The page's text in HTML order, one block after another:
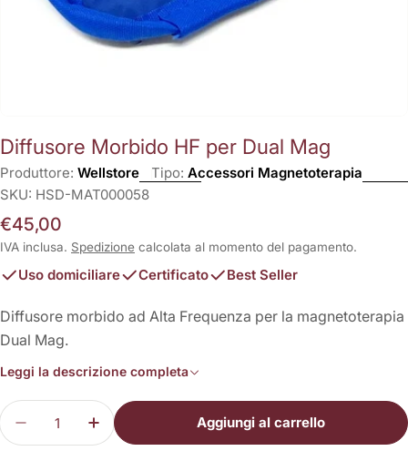
Diffusore Morbido HF per Dual Mag
Produttore: Wellstore Tipo: Accessori Magnetoterapia
SKU: HSD-MAT000058
Prezzo
normale
€45,00
IVA inclusa. Spedizione calcolata al momento del pagamento.
Uso domiciliare Certificato Best Seller
Diffusore morbido ad Alta Frequenza per la magnetoterapia
Dual Mag.
Leggi la descrizione completa
Quantità
Diminuisci la quantità per Diffusore Morbido HF
Aumenta la quantità per Diffusore
Aggiungi al carrello